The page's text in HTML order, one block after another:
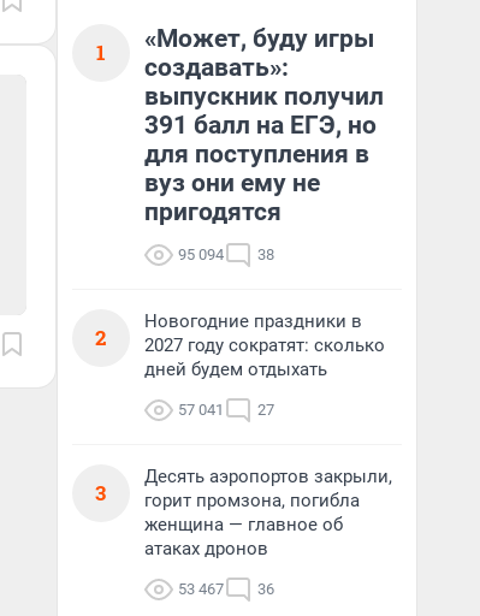
1
«Может, буду игры
создавать»:
выпускник получил
391 балл на ЕГЭ, но
для поступления в
вуз они ему не
пригодятся
95 094 38
2
Новогодние праздники в
2027 году сократят: сколько
дней будем отдыхать
57 041 27
3
Десять аэропортов закрыли,
горит промзона, погибла
женщина — главное об
атаках дронов
53 467 36